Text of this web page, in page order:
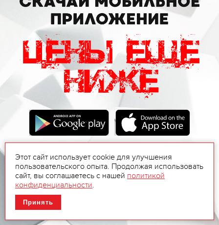
Этот сайт использует cookie для улучшения
пользовательского опыта. Продолжая использовать
сайт, вы соглашаетесь с нашей политикой
конфиденциальности.
Принять